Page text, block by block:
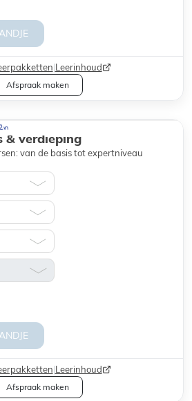
|Leerinhoud
Afspraak maken
& verdieping
van de basis tot expertniveau
|Leerinhoud
Afspraak maken